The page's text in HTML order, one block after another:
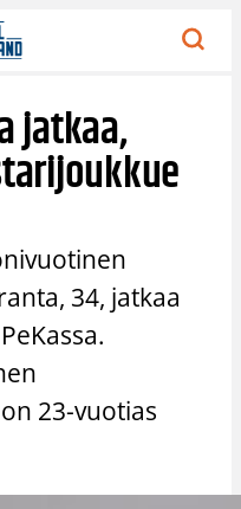
jatkaa,
34, jatkaa
23-vuotias